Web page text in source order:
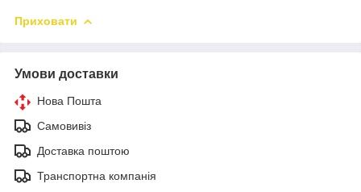
Приховати
Умови доставки
Нова Пошта
Самовивіз
Доставка поштою
Транспортна компанія